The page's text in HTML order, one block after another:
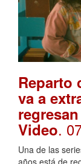
Reparto
va a
Video.
Una de las